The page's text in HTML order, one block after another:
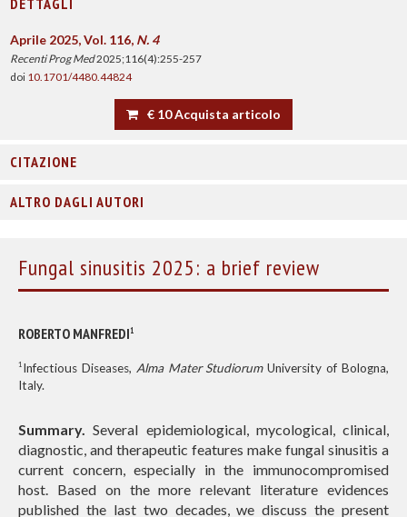
DETTAGLI
Aprile 2025, Vol. 116, N. 4
Recenti Prog Med2025;116(4):255-257
doi 10.1701/4480.44824
€ 10 Acquista articolo
CITAZIONE
ALTRO DAGLI AUTORI
Fungal sinusitis 2025: a brief review
ROBERTO MANFREDI1
1 Infectious Diseases, Alma Mater StudiorumUniversity of Bologna,
Italy.
Summary.Several epidemiological, mycological, clinical,
diagnostic, and therapeutic features make fungal sinusitis a
current concern, especially in the immunocompromised
host. Based on the more relevant literature evidences
published the last two decades, we discuss the present